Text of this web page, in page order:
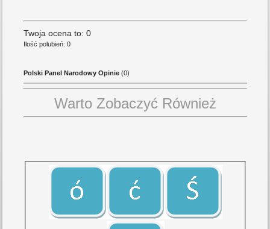
Twoja ocena to: 0
Ilość polubień: 0
Polski Panel Narodowy Opinie (0)
Warto Zobaczyć Również